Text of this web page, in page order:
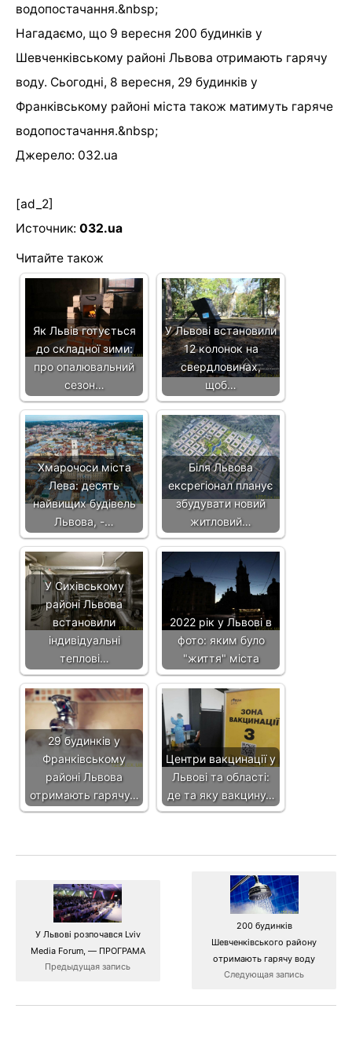
водопостачання.&nbsp;
Нагадаємо, що 9 вересня 200 будинків у
Шевченківському районі Львова отримають гарячу
воду. Сьогодні, 8 вересня, 29 будинків у
Франківському районі міста також матимуть гаряче
водопостачання.&nbsp;
Джерело: 032.ua
[ad_2]
Источник: 032.ua
Читайте також
Як Львів готується
до складної зими:
про опалювальний
сезон…
У Львові встановили
12 колонок на
свердловинах,
щоб…
Хмарочоси міста
Лева: десять
найвищих будівель
Львова, -…
Біля Львова
ексрегіонал планує
збудувати новий
житловий…
У Сихівському
районі Львова
встановили
індивідуальні
теплові…
2022 рік у Львові в
фото: яким було
"життя" міста
29 будинків у
Франківському
районі Львова
отримають гарячу…
Центри вакцинації у
Львові та області:
де та яку вакцину…
У Львові розпочався Lviv
Media Forum, — ПРОГРАМА
Предыдущая запись
200 будинків
Шевченківського району
отримають гарячу воду
Следующая запись